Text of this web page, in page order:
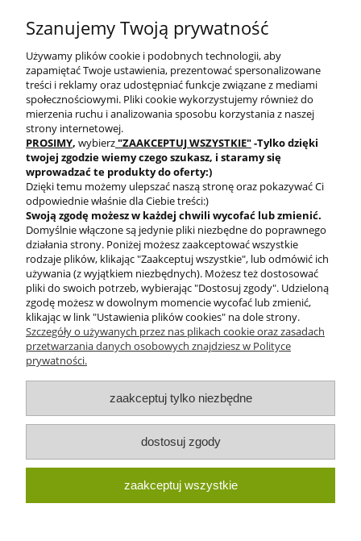
DARMOWA DOSTAWA PRODUKTY OD RĘKI
BEZPIECZNE
PŁATNOŚCI
O nas
Obsługa klienta
Pomoc
Szanujemy Twoją prywatność
Używamy plików cookie i podobnych technologii, aby
zapamiętać Twoje ustawienia, prezentować spersonalizowane
treści i reklamy oraz udostępniać funkcje związane z mediami
społecznościowymi. Pliki cookie wykorzystujemy również do
mierzenia ruchu i analizowania sposobu korzystania z naszej
strony internetowej.
PROSIMY, wybierz"ZAAKCEPTUJ WSZYSTKIE"-Tylko dzięki
twojej zgodziewiemy czego szukasz, i staramy się
wprowadzać te produkty do oferty:)
Dzięki temu możemy ulepszać naszą stronę oraz pokazywać Ci
odpowiednie właśnie dla Ciebie treści:)
Swoją zgodę możesz w każdej chwili wycofać lub zmienić.
Domyślnie włączone są jedynie pliki niezbędne do poprawnego
działania strony. Poniżej możesz zaakceptować wszystkie
rodzaje plików, klikając "Zaakceptuj wszystkie", lub odmówić ich
używania (z wyjątkiem niezbędnych). Możesz też dostosować
pliki do swoich potrzeb, wybierając "Dostosuj zgody". Udzieloną
zgodę możesz w dowolnym momencie wycofać lub zmienić,
klikając w link "Ustawienia plików cookies" na dole strony.
Szczegóły o używanych przez nas plikach cookie oraz zasadach
przetwarzania danych osobowych znajdziesz w Polityce
prywatności.
zaakceptuj tylko niezbędne
dostosuj zgody
zaakceptuj wszystkie